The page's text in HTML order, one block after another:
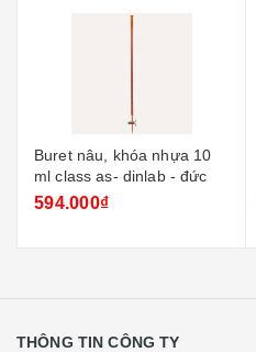
Buret nâu, khóa nhựa 10
ml class as- dinlab - đức
594.000₫
THÔNG TIN CÔNG TY